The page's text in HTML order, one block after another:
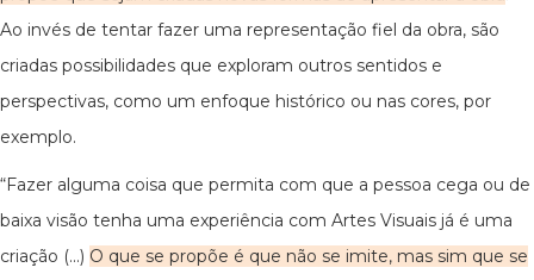
Ao invés de tentar fazer uma representação fiel da obra, são
criadas possibilidades que exploram outros sentidos e
perspectivas, como um enfoque histórico ou nas cores, por
exemplo.
“Fazer alguma coisa que permita com que a pessoa cega ou de
baixa visão tenha uma experiência com Artes Visuais já é uma
criação (...) O que se propõe é que não se imite, mas sim que se